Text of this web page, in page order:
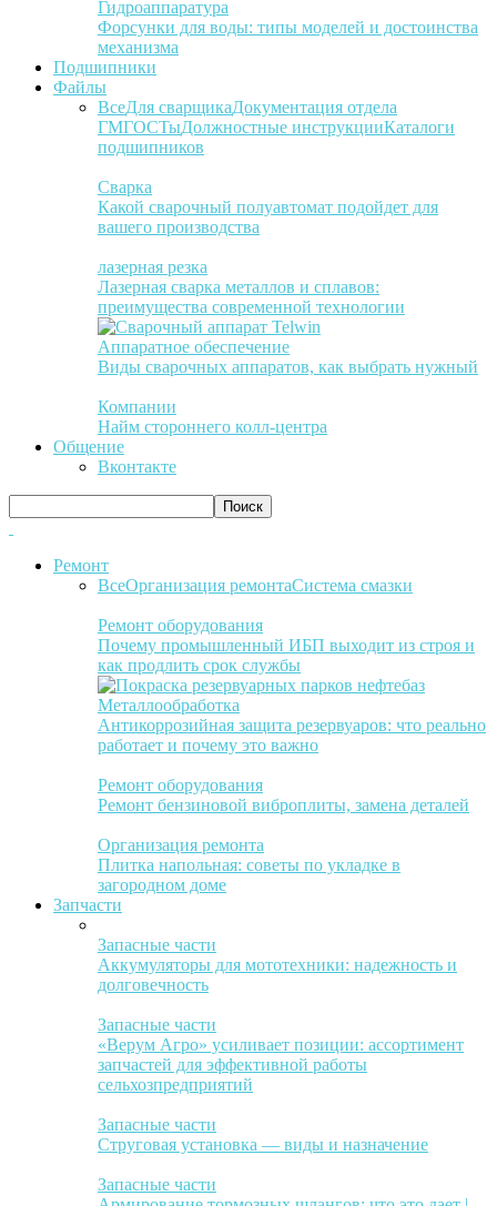
Гидроаппаратура
Форсунки для воды: типы моделей и достоинства
механизма
Подшипники
Файлы
ВсеДля сварщикаДокументация отдела
ГМГОСТыДолжностные инструкцииКаталоги
подшипников
Сварка
Какой сварочный полуавтомат подойдет для
вашего производства
лазерная резка
Лазерная сварка металлов и сплавов:
преимущества современной технологии
Аппаратное обеспечение
Виды сварочных аппаратов, как выбрать нужный
Компании
Найм стороннего колл-центра
Общение
Вконтакте
Ремонт
ВсеОрганизация ремонтаСистема смазки
Ремонт оборудования
Почему промышленный ИБП выходит из строя и
как продлить срок службы
Металлообработка
Антикоррозийная защита резервуаров: что реально
работает и почему это важно
Ремонт оборудования
Ремонт бензиновой виброплиты, замена деталей
Организация ремонта
Плитка напольная: советы по укладке в
загородном доме
Запчасти
Запасные части
Аккумуляторы для мототехники: надежность и
долговечность
Запасные части
«Верум Агро» усиливает позиции: ассортимент
запчастей для эффективной работы
сельхозпредприятий
Запасные части
Струговая установка — виды и назначение
Запасные части